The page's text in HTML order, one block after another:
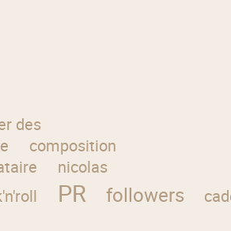
des
composition
nicolas
PR followers